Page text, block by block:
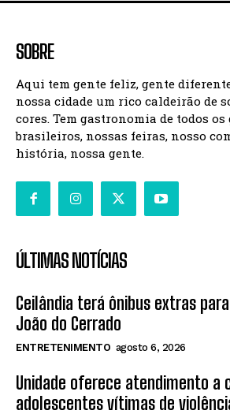
SOBRE
Aqui tem gente feliz, gente
nossa cidade um rico caldeirão de
cores. Tem gastronomia de todos os
brasileiros, nossas feiras, nosso
história, nossa gente.
ÚLTIMAS NOTÍCIAS
Ceilândia terá ônibus extras
João do Cerrado
ENTRETENIMENTO agosto 6, 2026
Unidade oferece atendimento a
adolescentes vítimas de